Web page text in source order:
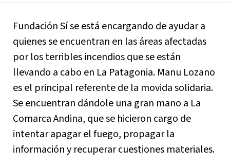
Fundación Sí se está encargando de ayudar a
quienes se encuentran en las áreas afectadas
por los terribles incendios que se están
llevando a cabo en La Patagonia. Manu Lozano
es el principal referente de la movida solidaria.
Se encuentran dándole una gran mano a La
Comarca Andina, que se hicieron cargo de
intentar apagar el fuego, propagar la
información y recuperar cuestiones materiales.